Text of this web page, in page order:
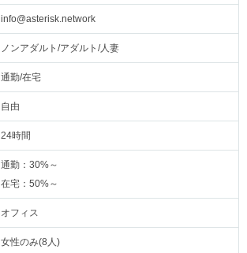
info@asterisk.network
ノンアダルト/アダルト/人妻
通勤/在宅
自由
24時間
通勤：30%～
在宅：50%～
オフィス
女性のみ(8人)